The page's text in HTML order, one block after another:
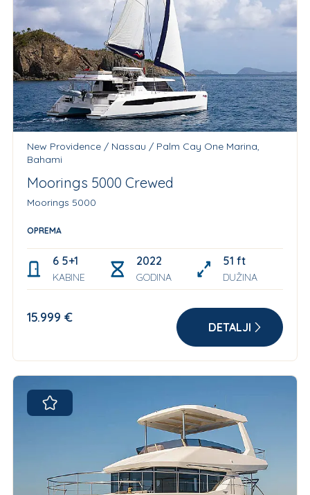
New Providence / Nassau / Palm Cay One Marina,
Bahami
Moorings 5000 Crewed
Moorings 5000
OPREMA
6 5+1 skipper
KABINE
2022
GODINA
51 ft
DUŽINA
15.999 €
DETALJI